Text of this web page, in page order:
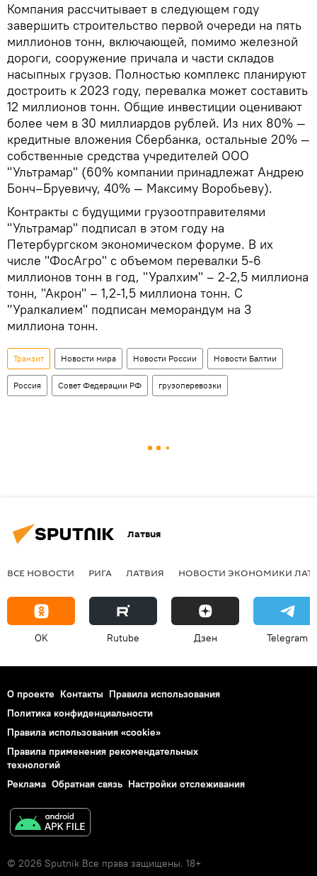
Компания рассчитывает в следующем году
завершить строительство первой очереди на пять
миллионов тонн, включающей, помимо железной
дороги, сооружение причала и части складов
насыпных грузов. Полностью комплекс планируют
достроить к 2023 году, перевалка может составить
12 миллионов тонн. Общие инвестиции оценивают
более чем в 30 миллиардов рублей. Из них 80% —
кредитные вложения Сбербанка, остальные 20% —
собственные средства учредителей ООО
"Ультрамар" (60% компании принадлежат Андрею
Бонч–Бруевичу, 40% — Максиму Воробьеву).
Контракты с будущими грузоотправителями
"Ультрамар" подписал в этом году на
Петербургском экономическом форуме. В их
числе "ФосАгро" с объемом перевалки 5-6
миллионов тонн в год, "Уралхим" – 2-2,5 миллиона
тонн, "Акрон" – 1,2-1,5 миллиона тонн. С
"Уралкалием" подписан меморандум на 3
миллиона тонн.
Транзит Новости мира Новости России Новости Балтии
Россия Совет Федерации РФ грузоперевозки
Латвия
ВСЕ НОВОСТИ РИГА ЛАТВИЯ НОВОСТИ ЭКОНОМИКИ
OK Rutube Дзен Telegram
О проекте Контакты Правила использования
Политика конфиденциальности
Правила использования «cookie»
Правила применения рекомендательных
технологий
Реклама Обратная связь Настройки отслеживания
© 2026 Sputnik Все права защищены. 18+